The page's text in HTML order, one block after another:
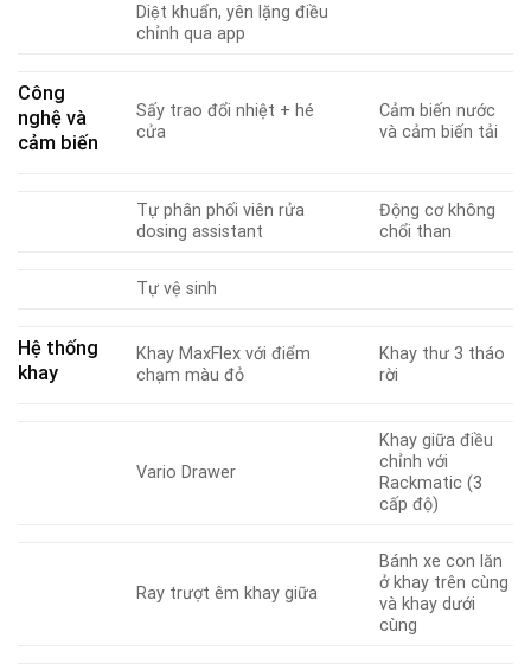
Diệt khuẩn, yên lặng điều
chỉnh qua app
Công
nghệ và
cảm biến
Sấy trao đổi nhiệt + hé
cửa
Cảm biến nước
và cảm biến tải
Tự phân phối viên rửa
dosing assistant
Động cơ không
chổi than
Tự vệ sinh
Hệ thống
khay
Khay MaxFlex với điểm
chạm màu đỏ
Khay thư 3 tháo
rời
Vario Drawer
Khay giữa điều
chỉnh với
Rackmatic (3
cấp độ)
Ray trượt êm khay giữa
Bánh xe con lăn
ở khay trên cùng
và khay dưới
cùng